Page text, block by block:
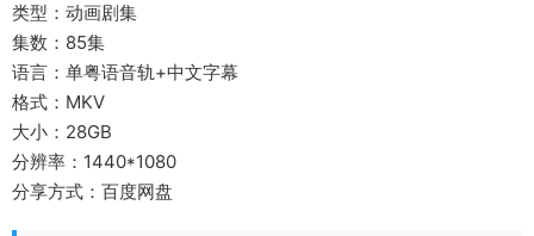
类型：动画剧集
集数：85集
语言：单粤语音轨+中文字幕
格式：MKV
大小：28GB
分辨率：1440*1080
分享方式：百度网盘